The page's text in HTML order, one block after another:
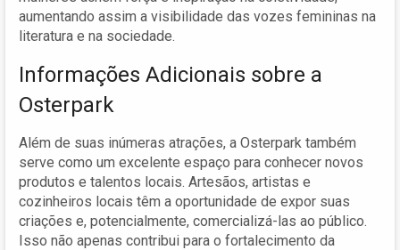
aumentando assim a visibilidade das vozes femininas na
literatura e na sociedade.
Informações Adicionais sobre a
Osterpark
Além de suas inúmeras atrações, a Osterpark também
serve como um excelente espaço para conhecer novos
produtos e talentos locais. Artesãos, artistas e
cozinheiros locais têm a oportunidade de expor suas
criações e, potencialmente, comercializá-las ao público.
Isso não apenas contribui para o fortalecimento da